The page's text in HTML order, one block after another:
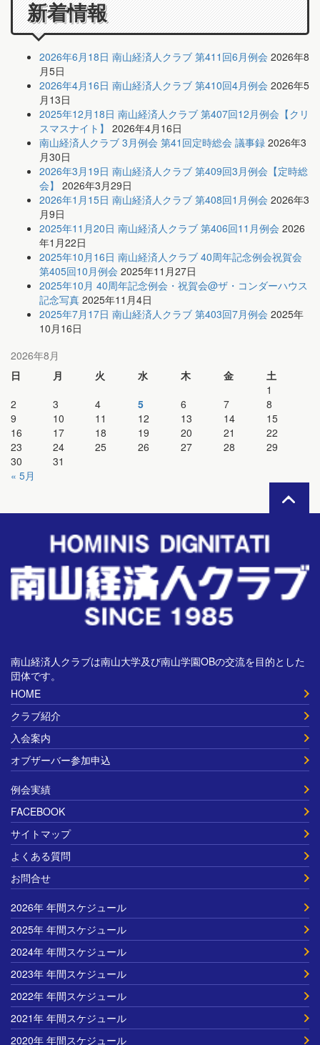
新着情報
2026年6月18日 南山経済人クラブ 第411回6月例会 2026年8
月5日
2026年4月16日 南山経済人クラブ 第410回4月例会 2026年5
月13日
2025年12月18日 南山経済人クラブ 第407回12月例会【クリ
スマスナイト】 2026年4月16日
南山経済人クラブ 3月例会 第41回定時総会 議事録 2026年3
月30日
2026年3月19日 南山経済人クラブ 第409回3月例会【定時総
会】 2026年3月29日
2026年1月15日 南山経済人クラブ 第408回1月例会 2026年3
月9日
2025年11月20日 南山経済人クラブ 第406回11月例会 2026
年1月22日
2025年10月16日 南山経済人クラブ 40周年記念例会祝賀会
第405回10月例会 2025年11月27日
2025年10月 40周年記念例会・祝賀会@ザ・コンダーハウス
記念写真 2025年11月4日
2025年7月17日 南山経済人クラブ 第403回7月例会 2025年
10月16日
2026年8月
日
月 火 水 木 金
土
1
2
3 4 5 6 7
8
9
10 11 12 13 14
15
16
17 18 19 20 21
22
23
24 25 26 27 28
29
30
31
« 5月
南山経済人クラブは南山大学及び南山学園OBの交流を目的とした
団体です。
HOME
クラブ紹介
入会案内
オブザーバー参加申込
例会実績
FACEBOOK
サイトマップ
よくある質問
お問合せ
2026年 年間スケジュール
2025年 年間スケジュール
2024年 年間スケジュール
2023年 年間スケジュール
2022年 年間スケジュール
2021年 年間スケジュール
2020年 年間スケジュール